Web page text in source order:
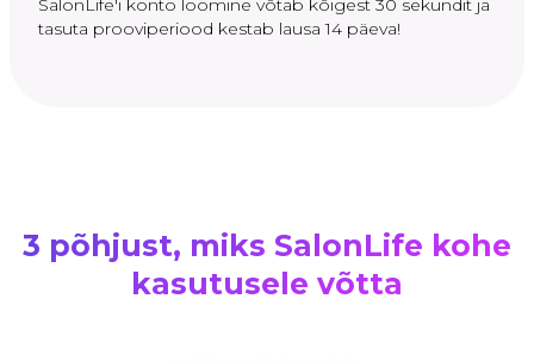
SalonLife'i konto loomine võtab kõigest 30 sekundit ja
tasuta prooviperiood kestab lausa 14 päeva!
3 põhjust, miks SalonLife kohe
kasutusele võtta